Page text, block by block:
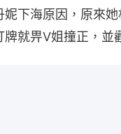
妮下海原因，原來
就畀V姐撞正，並